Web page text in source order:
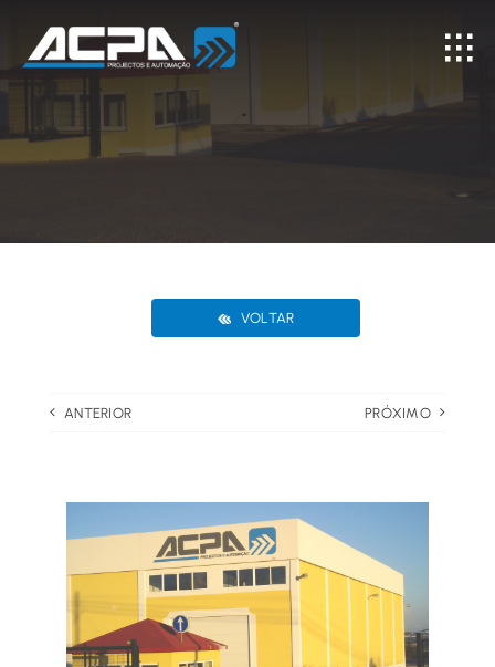
content
VOLTAR
ANTERIOR PRÓXIMO